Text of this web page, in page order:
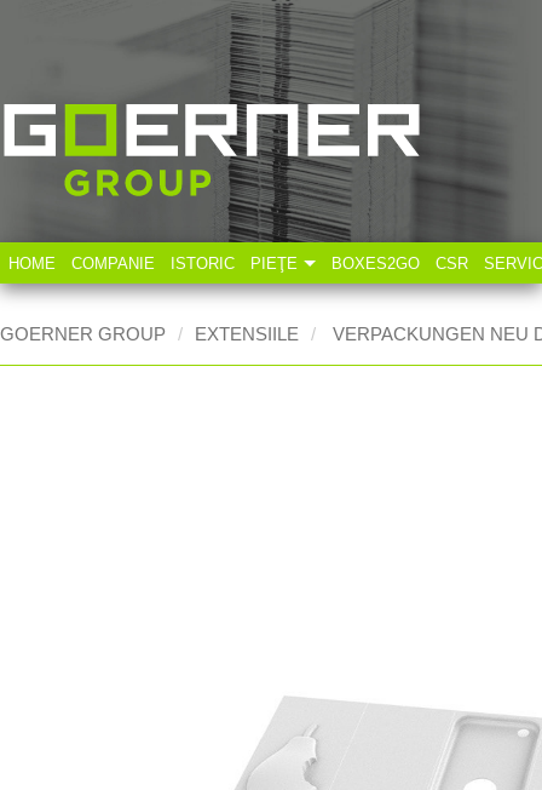
HOME COMPANIE ISTORIC PIEŢE
Industria alimentară
BOXES2GO CSR
GOERNER GROUP EXTENSIILE VERPACKUNGEN NEU